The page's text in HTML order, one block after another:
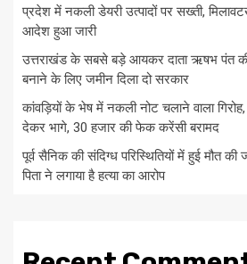
प्रदेश में नकली डेयरी उत्पादों पर सख्ती,
आदेश हुआ जारी
उत्तराखंड के सबसे बड़े आयकर दाता ऋषभ पंत की
बनाने के लिए जमीन दिला दो सरकार
कांवड़ियों के भेष में नकली नोट चलाने वाला
देकर भागे, 30 हजार की फेक करेंसी बरामद
पूर्व सैनिक की संदिग्ध परिस्थितियों में हुई मौत की
पिता ने लगाया है हत्या का आरोप